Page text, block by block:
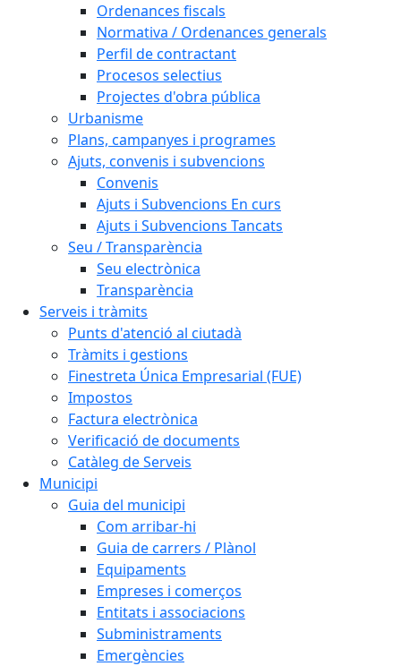
Ordenances fiscals
Normativa / Ordenances generals
Perfil de contractant
Procesos selectius
Projectes d'obra pública
Urbanisme
Plans, campanyes i programes
Ajuts, convenis i subvencions
Convenis
Ajuts i Subvencions En curs
Ajuts i Subvencions Tancats
Seu / Transparència
Seu electrònica
Transparència
Serveis i tràmits
Punts d'atenció al ciutadà
Tràmits i gestions
Finestreta Única Empresarial (FUE)
Impostos
Factura electrònica
Verificació de documents
Catàleg de Serveis
Municipi
Guia del municipi
Com arribar-hi
Guia de carrers / Plànol
Equipaments
Empreses i comerços
Entitats i associacions
Subministraments
Emergències